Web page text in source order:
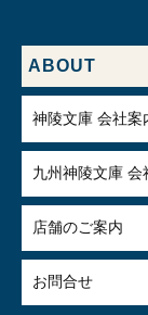
ABOUT
神陵文庫 会社案
九州神陵文庫 会
店舗のご案内
お問合せ